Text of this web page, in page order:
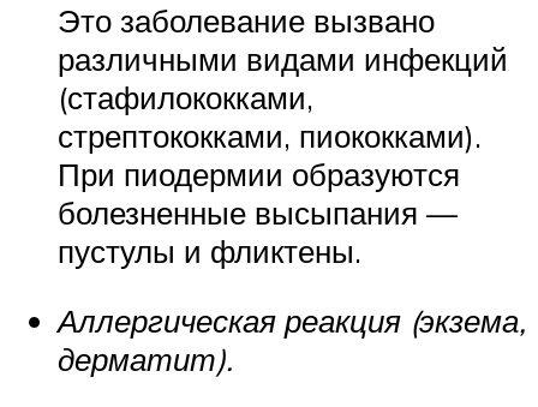
Это заболевание вызвано
различными видами инфекций
(стафилококками,
стрептококками, пиококками).
При пиодермии образуются
болезненные высыпания —
пустулы и фликтены.
Аллергическая реакция (экзема,
дерматит).